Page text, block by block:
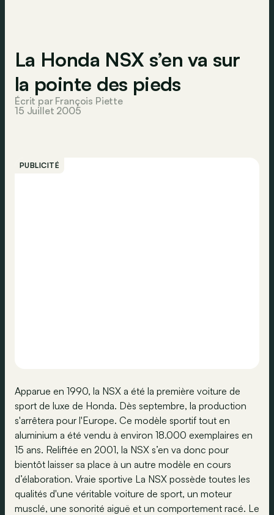
La Honda NSX s’en va sur
la pointe des pieds
Écrit par François Piette
15 Juillet 2005
PUBLICITÉ
Apparue en 1990, la NSX a été la première voiture de
sport de luxe de Honda. Dès septembre, la production
s'arrêtera pour l'Europe. Ce modèle sportif tout en
aluminium a été vendu à environ 18.000 exemplaires en
15 ans. Reliftée en 2001, la NSX s’en va donc pour
bientôt laisser sa place à un autre modèle en cours
d’élaboration. Vraie sportive La NSX possède toutes les
qualités d'une véritable voiture de sport, un moteur
musclé, une sonorité aiguë et un comportement racé. Le